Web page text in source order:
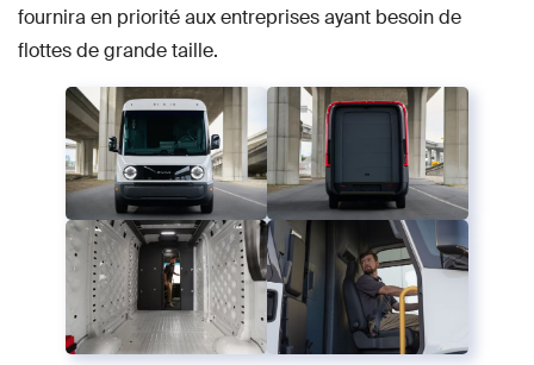
fournira en priorité aux entreprises ayant besoin de
flottes de grande taille.